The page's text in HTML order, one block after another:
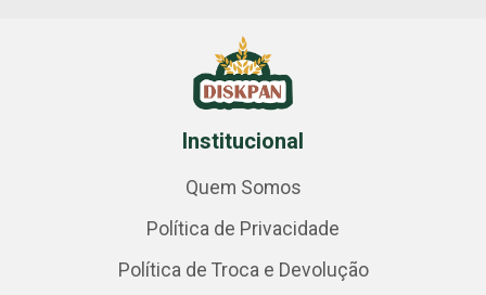
Institucional
Quem Somos
Política de Privacidade
Política de Troca e Devolução